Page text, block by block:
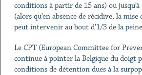
conditions à partir de 15 ans) ou
(alors qu’en absence de récidive, la
peut intervenir au bout d’1/3 de la
Le CPT (European Committee for
continue à pointer la Belgique du doigt
conditions de détention dues à la